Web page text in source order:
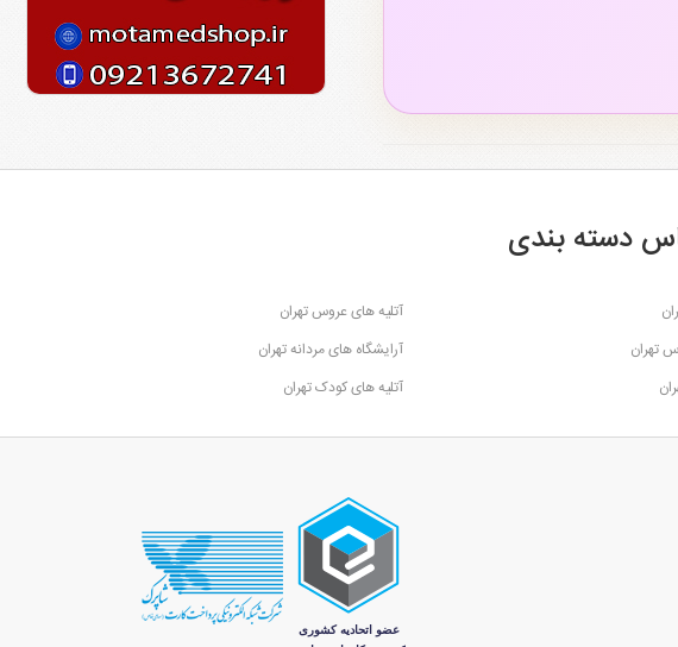
دسته بندی
آتلیه های عروس تهران
تهران
آرایشگاه های مردانه تهران
آتلیه های کودک تهران